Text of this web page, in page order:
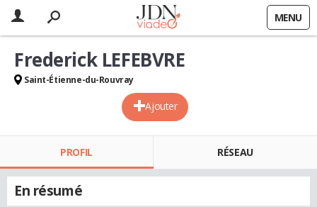
MENU
Ajouter
Frederick LEFEBVRE
Saint-Étienne-du-Rouvray
PROFIL RÉSEAU
En résumé